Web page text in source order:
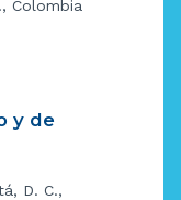
Colombia
y de
D. C.,